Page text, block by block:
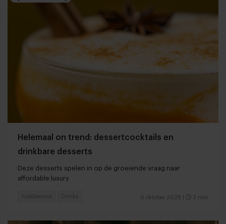
Helemaal on trend: dessertcocktails en
drinkbare desserts
Deze desserts spelen in op de groeiende vraag naar
affordable luxury
6 oktober 2025 3 min
Foodservice Drinks